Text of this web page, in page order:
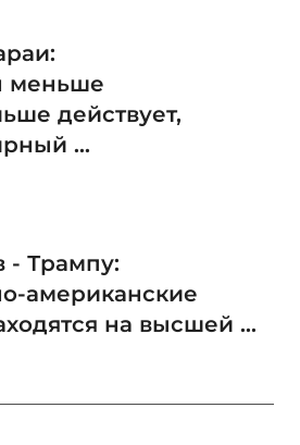
меньше
действует,
...
- Трампу:
американские
на высшей ...